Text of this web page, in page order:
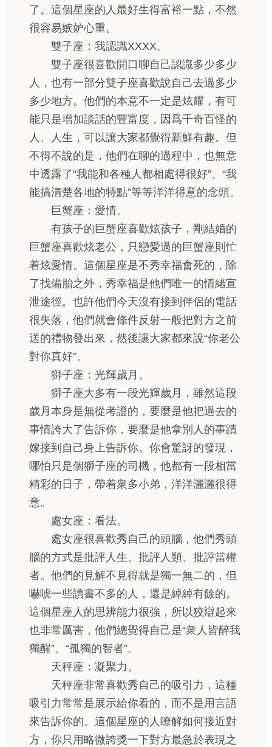
了。這個星座的人最好生得富裕一點，不然
很容易嫉妒心重。
雙子座：我認識XXXX。
雙子座很喜歡開口聊自己認識多少多少
人，也有一部分雙子座喜歡說自己去過多少
多少地方。他們的本意不一定是炫耀，有可
能只是增加談話的豐富度，因爲千奇百怪的
人、人生，可以讓大家都覺得新鮮有趣。但
不得不說的是，他們在聊的過程中，也無意
中透露了“我能和各種人都相處得很好”、“我
能搞清楚各地的特點”等等洋洋得意的念頭。
巨蟹座：愛情。
有孩子的巨蟹座喜歡炫孩子，剛結婚的
巨蟹座喜歡炫老公，只戀愛過的巨蟹座則忙
着炫愛情。這個星座是不秀幸福會死的，除
了找備胎之外，秀幸福是他們唯一的情緒宣
泄途徑。也許他們今天沒有接到伴侶的電話
很失落，他們就會條件反射一般把對方之前
送的禮物發出來，然後讓大家都來說“你老公
對你真好”。
獅子座：光輝歲月。
獅子座大多有一段光輝歲月，雖然這段
歲月本身是無從考證的，要麼是他把過去的
事情誇大了告訴你，要麼是他拿別人的事蹟
嫁接到自己身上告訴你。你會驚訝的發現，
哪怕只是個獅子座的司機，他都有一段相當
精彩的日子，帶着衆多小弟，洋洋灑灑很得
意。
處女座：看法。
處女座很喜歡秀自己的頭腦，他們秀頭
腦的方式是批評人生、批評人類、批評當權
者。他們的見解不見得就是獨一無二的，但
嚇唬一些讀書不多的人，還是綽綽有餘的。
這個星座人的思辨能力很強，所以狡辯起來
也非常厲害，他們總覺得自己是“衆人皆醉我
獨醒”、“孤獨的智者”。
天秤座：凝聚力。
天秤座非常喜歡秀自己的吸引力，這種
吸引力常常是展示給你看的，而不是用言語
來告訴你的。這個星座的人瞭解如何接近對
方，你只用略微誇獎一下對方最急於表現之